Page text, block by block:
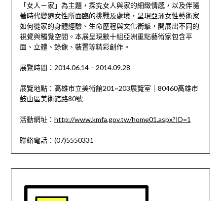
「女人－家」為主題，探究女人與家的細緻情感，以及伴隨
著時代變遷女性所面臨的挑戰及處境，呈現亞洲女性藝術家
如何從家的身體經驗、生命歷程與文化衝擊，開展出不同的
視覺與觸覺空間。本展呈現數十組亞洲重點藝術家包含平
面、立體、錄像、裝置等精彩創作。
展覽時間：2014.06.14 – 2014.09.28
展覽地點：高雄市立美術館201~203展覽室｜80460高雄市
鼓山區美術館路80號
活動網址： http://www.kmfa.gov.tw/home01.aspx?ID=1
聯絡電話：(07)5550331